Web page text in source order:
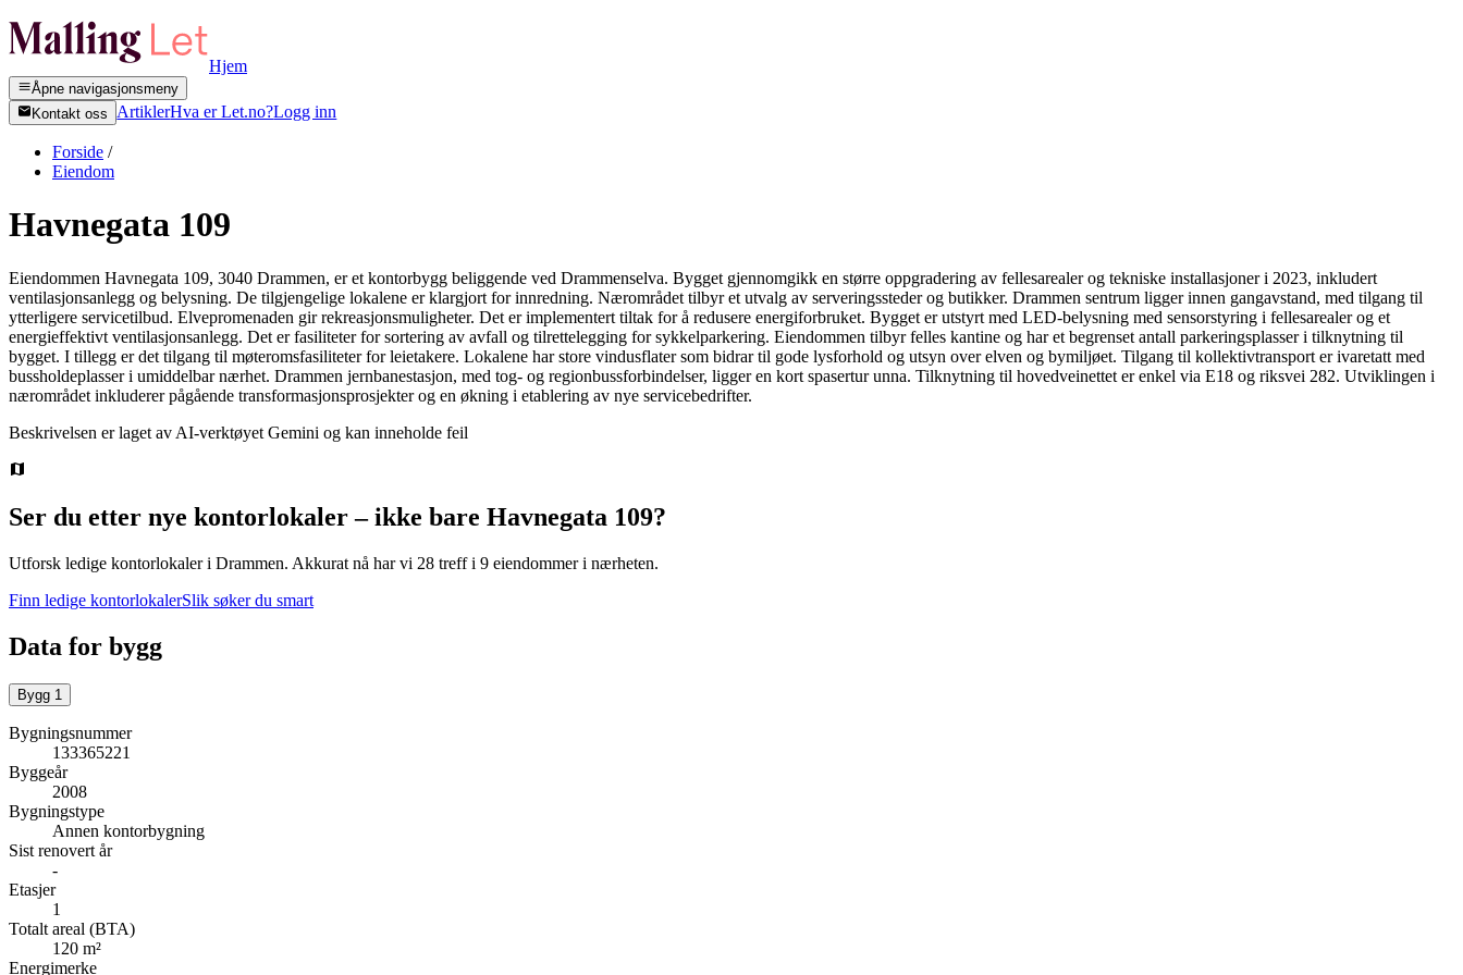
Hjem
Åpne navigasjonsmeny
Kontakt oss
ArtiklerHva er Let.no?Logg inn
Forside /
Eiendom
Havnegata 109
Eiendommen Havnegata 109, 3040 Drammen, er et kontorbygg beliggende ved Drammenselva. Bygget gjennomgikk en større oppgradering av fellesarealer og tekniske installasjoner i 2023, inkludert
ventilasjonsanlegg og belysning. De tilgjengelige lokalene er klargjort for innredning. Nærområdet tilbyr et utvalg av serveringssteder og butikker. Drammen sentrum ligger innen gangavstand, med tilgang til
ytterligere servicetilbud. Elvepromenaden gir rekreasjonsmuligheter. Det er implementert tiltak for å redusere energiforbruket. Bygget er utstyrt med LED-belysning med sensorstyring i fellesarealer og et
energieffektivt ventilasjonsanlegg. Det er fasiliteter for sortering av avfall og tilrettelegging for sykkelparkering. Eiendommen tilbyr felles kantine og har et begrenset antall parkeringsplasser i tilknytning til
bygget. I tillegg er det tilgang til møteromsfasiliteter for leietakere. Lokalene har store vindusflater som bidrar til gode lysforhold og utsyn over elven og bymiljøet. Tilgang til kollektivtransport er ivaretatt med
bussholdeplasser i umiddelbar nærhet. Drammen jernbanestasjon, med tog- og regionbussforbindelser, ligger en kort spasertur unna. Tilknytning til hovedveinettet er enkel via E18 og riksvei 282. Utviklingen i
nærområdet inkluderer pågående transformasjonsprosjekter og en økning i etablering av nye servicebedrifter.
Beskrivelsen er laget av AI-verktøyet Gemini og kan inneholde feil
Ser du etter nye kontorlokaler – ikke bare Havnegata 109?
Utforsk ledige kontorlokaler i Drammen. Akkurat nå har vi 28 treff i 9 eiendommer i nærheten.
Finn ledige kontorlokalerSlik søker du smart
Data for bygg
Bygg 1
Bygningsnummer
133365221
Byggeår
2008
Bygningstype
Annen kontorbygning
Sist renovert år
-
Etasjer
1
Totalt areal (BTA)
120 m²
Energimerke